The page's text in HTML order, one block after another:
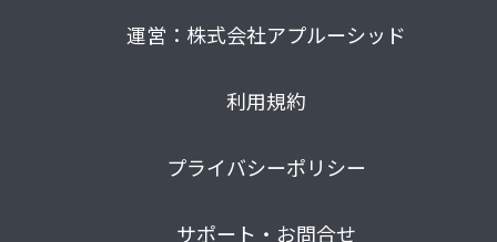
運営：株式会社アプルーシッド
利用規約
プライバシーポリシー
サポート・お問合せ